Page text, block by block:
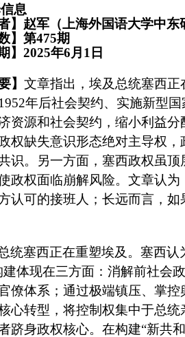
息
者】赵军（上海外国语大学中东
】第475期
】 2025年6月 1 日
】 文章指出，埃及总统塞西
年后社会契约、实施新型
资源和社会契约，缩小利益
权缺失意识形态绝对主导权
识。另一方面，塞西政权虽
政权面临崩解风险。文章认为
认可的接班人；长远而言，
统塞西正在重塑埃及。塞西
建体现在三方面：消解前社会
僚体系；通过极端镇压、掌
心转型，将控制权集中于总
跻身政权核心。在构建“新共